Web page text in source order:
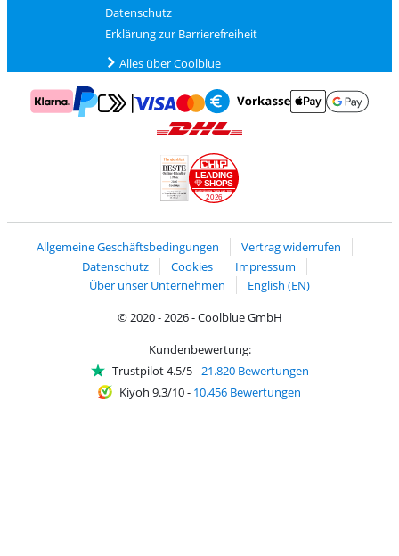
Datenschutz
Erklärung zur Barrierefreiheit
Alles über Coolblue
Zahlung mit PayPal
Zahlung mit Mastercard und Visa über Click to Pay
Zahlung mit Vorkasse
2026
LEADING
SHOPS
Allgemeine Geschäftsbedingungen
Vertrag widerrufen
Datenschutz
Cookies
Impressum
Über unser Unternehmen
English (EN)
© 2020 - 2026 - Coolblue GmbH
Kundenbewertung:
Trustpilot 4.5/5-21.820 Bewertungen
Kiyoh 9.3/10- 10.456 Bewertungen